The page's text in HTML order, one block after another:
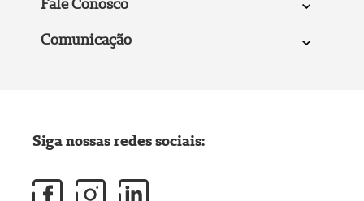
Comunicação
Siga nossas redes sociais: